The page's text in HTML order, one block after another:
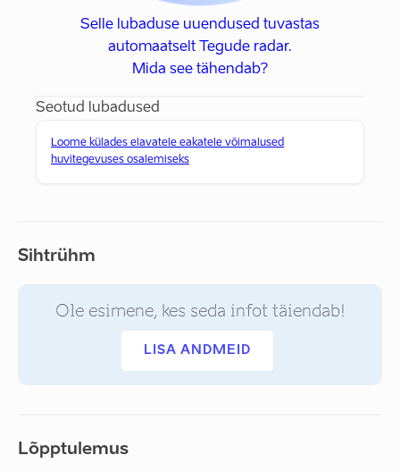
Selle lubaduse uuendused tuvastas
automaatselt Tegude radar.
Mida see tähendab?
Seotud lubadused
Loome külades elavatele eakatele võimalused
huvitegevuses osalemiseks
Sihtrühm
Ole esimene, kes seda infot täiendab!
LISA ANDMEID
Lõpptulemus